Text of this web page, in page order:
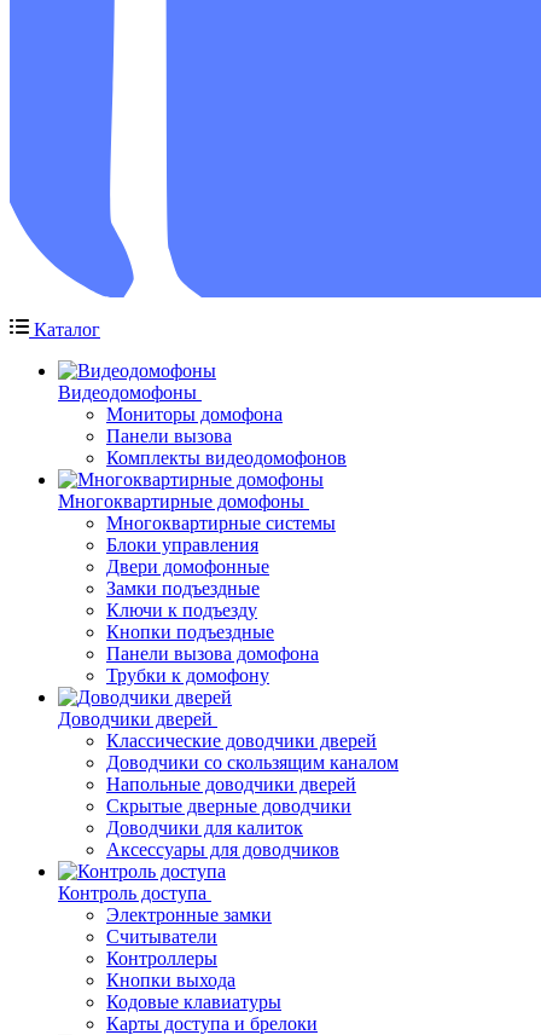
Каталог
Видеодомофоны
Мониторы домофона
Панели вызова
Комплекты видеодомофонов
Многоквартирные домофоны
Многоквартирные системы
Блоки управления
Двери домофонные
Замки подъездные
Ключи к подъезду
Кнопки подъездные
Панели вызова домофона
Трубки к домофону
Доводчики дверей
Классические доводчики дверей
Доводчики со скользящим каналом
Напольные доводчики дверей
Скрытые дверные доводчики
Доводчики для калиток
Аксессуары для доводчиков
Контроль доступа
Электронные замки
Считыватели
Контроллеры
Кнопки выхода
Кодовые клавиатуры
Карты доступа и брелоки